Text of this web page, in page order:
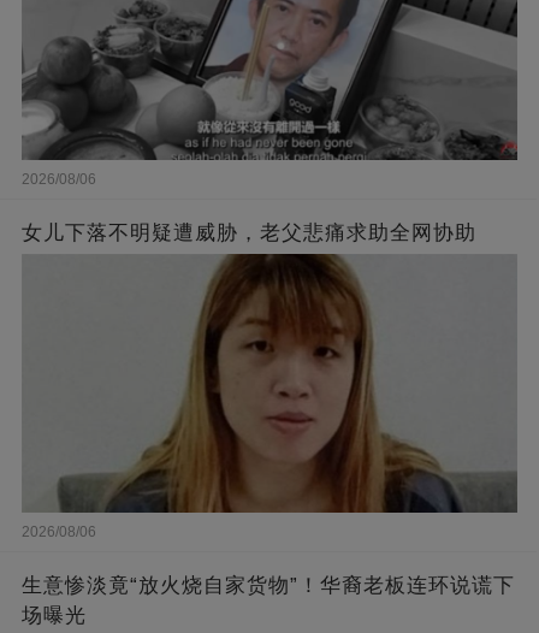
2026/08/06
女儿下落不明疑遭威胁，老父悲痛求助全网协助
2026/08/06
生意惨淡竟“放火烧自家货物”！华裔老板连环说谎下
场曝光